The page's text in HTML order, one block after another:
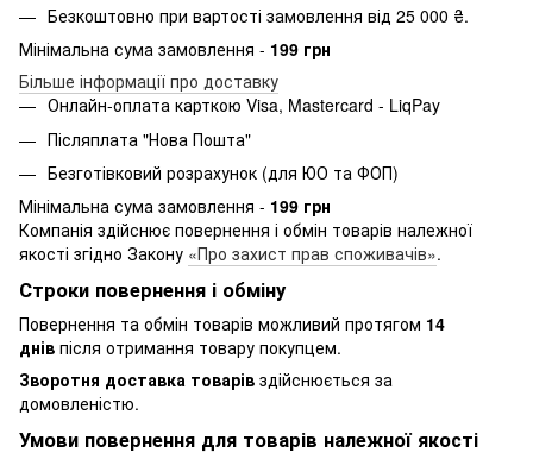
Безкоштовно при вартості замовлення від 25 000 ₴.
Мінімальна сума замовлення - 199 грн
Більше інформації про доставку
Онлайн-оплата карткою Visa, Mastercard - LiqPay
Післяплата "Нова Пошта"
Безготівковий розрахунок (для ЮО та ФОП)
Мінімальна сума замовлення - 199 грн
Компанія здійснює повернення і обмін товарів належної
якості згідно Закону «Про захист прав споживачів».
Строки повернення і обміну
Повернення та обмін товарів можливий протягом 14
днів після отримання товару покупцем.
Зворотня доставка товарів здійснюється за
домовленістю.
Умови повернення для товарів належної якості